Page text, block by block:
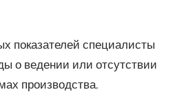
показателей специалисты
о ведении или отсутствии
производства,